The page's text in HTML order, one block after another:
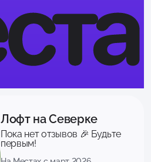
Лофт на Северке
Пока нет отзывов 🎉 Будьте
первым!